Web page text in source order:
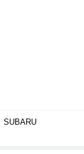
SUBARU